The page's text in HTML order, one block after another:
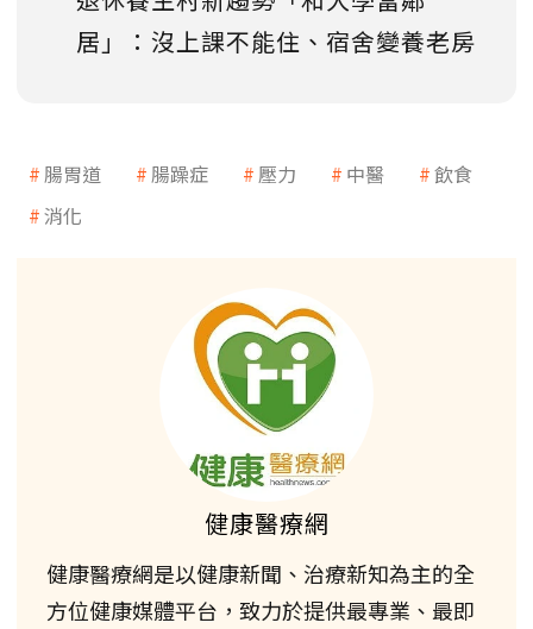
居」：沒上課不能住、宿舍變養老房
腸胃道 腸躁症 壓力 中醫
飲食
消化
健康醫療網
健康醫療網是以健康新聞、治療新知為主的全
方位健康媒體平台，致力於提供最專業、最即